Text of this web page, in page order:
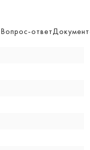
Вопрос-ответ